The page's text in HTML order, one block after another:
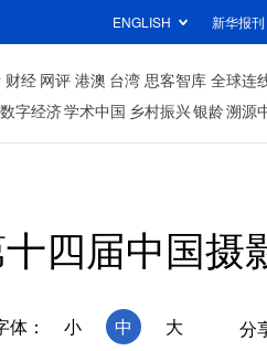
ENGLISH 新华报刊
财经 网评 港澳 台湾 思客智库 全球连
数字经济学术中国 乡村振兴银龄溯源
四届中国摄
体： 小 中 大 分